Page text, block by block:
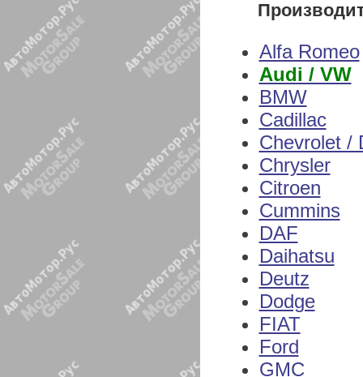
Alfa Romeo
Audi / VW
BMW
Cadillac
Chevrolet /
Chrysler
Citroen
Cummins
DAF
Daihatsu
Deutz
Dodge
FIAT
Ford
GMC